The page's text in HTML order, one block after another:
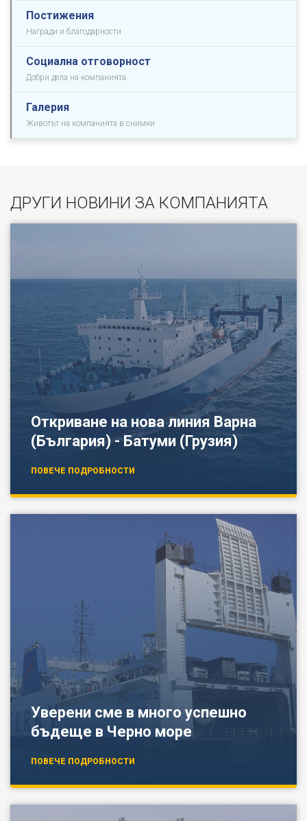
Постижения
Награди и благодарности
Социална отговорност
Добри дела на компанията
Галерия
Животът на компанията в снимки
ДРУГИ НОВИНИ ЗА КОМПАНИЯТА
Откриване на нова линия Варна
(България) - Батуми (Грузия)
ПОВЕЧЕ ПОДРОБНОСТИ
Уверени сме в много успешно
бъдеще в Черно море
ПОВЕЧЕ ПОДРОБНОСТИ